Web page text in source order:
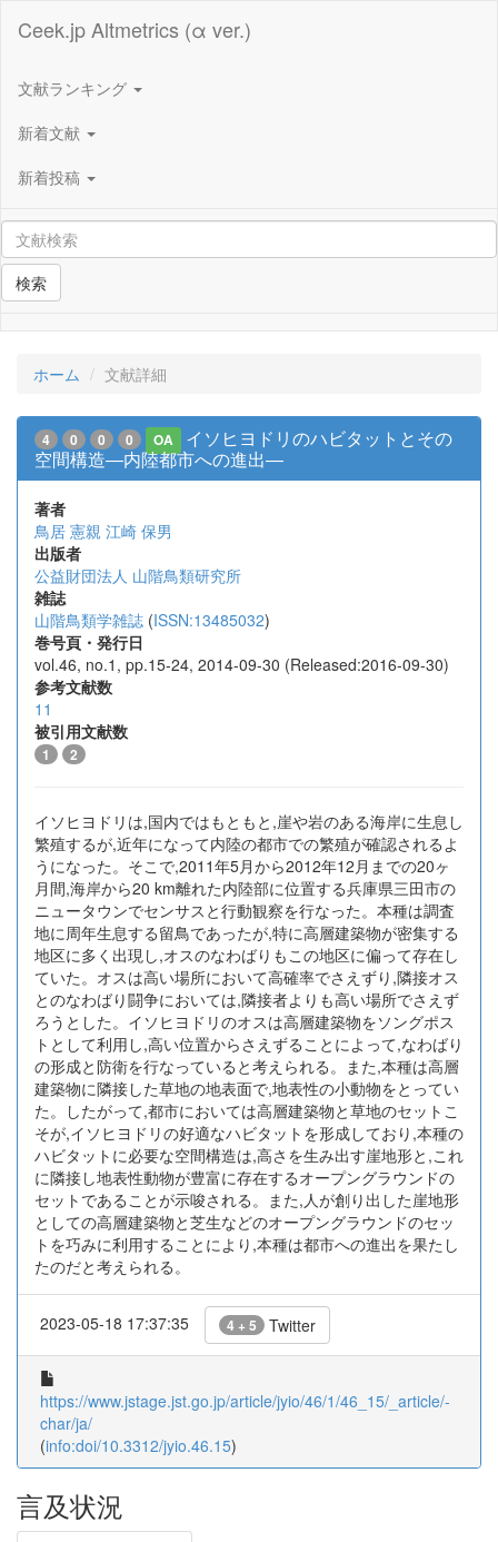
Ceek.jp Altmetrics (α ver.)
文献ランキング
新着文献
新着投稿
検索
ホーム 文献詳細
4 0 0 0 OA
イソヒヨドリのハビタットとその
空間構造―内陸都市への進出―
著者
鳥居 憲親 江崎 保男
出版者
公益財団法人 山階鳥類研究所
雑誌
山階鳥類学雑誌 (ISSN:13485032)
巻号頁・発行日
vol.46, no.1, pp.15-24, 2014-09-30 (Released:2016-09-30)
参考文献数
11
被引用文献数
1 2
イソヒヨドリは,国内ではもともと,崖や岩のある海岸に生息し
繁殖するが,近年になって内陸の都市での繁殖が確認されるよ
うになった。そこで,2011年5月から2012年12月までの20ヶ
月間,海岸から20 km離れた内陸部に位置する兵庫県三田市の
ニュータウンでセンサスと行動観察を行なった。本種は調査
地に周年生息する留鳥であったが,特に高層建築物が密集する
地区に多く出現し,オスのなわばりもこの地区に偏って存在し
ていた。オスは高い場所において高確率でさえずり,隣接オス
とのなわばり闘争においては,隣接者よりも高い場所でさえず
ろうとした。イソヒヨドリのオスは高層建築物をソングポス
トとして利用し,高い位置からさえずることによって,なわばり
の形成と防衛を行なっていると考えられる。また,本種は高層
建築物に隣接した草地の地表面で,地表性の小動物をとってい
た。したがって,都市においては高層建築物と草地のセットこ
そが,イソヒヨドリの好適なハビタットを形成しており,本種の
ハビタットに必要な空間構造は,高さを生み出す崖地形と,これ
に隣接し地表性動物が豊富に存在するオープングラウンドの
セットであることが示唆される。また,人が創り出した崖地形
としての高層建築物と芝生などのオープングラウンドのセッ
トを巧みに利用することにより,本種は都市への進出を果たし
たのだと考えられる。
2023-05-18 17:37:35 4 + 5 Twitter
https://www.jstage.jst.go.jp/article/jyio/46/1/46_15/_article/-
char/ja/
(info:doi/10.3312/jyio.46.15)
言及状況